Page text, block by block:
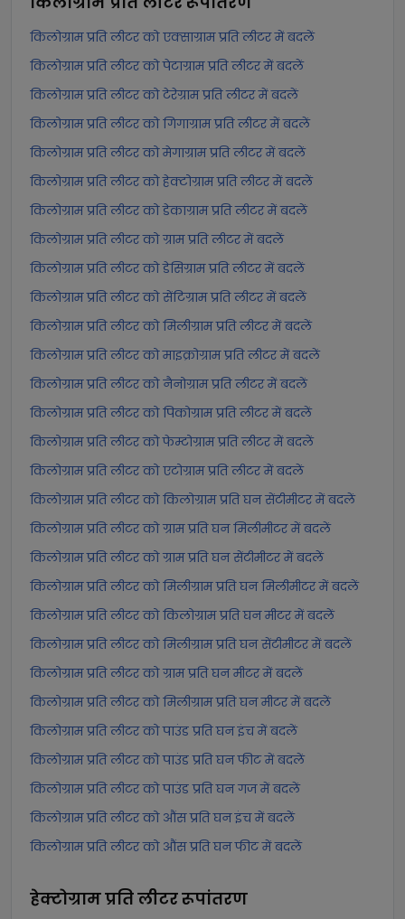
किलोग्राम प्रति लीटर को एक्साग्राम प्रति लीटर में बदलें
किलोग्राम प्रति लीटर को पेटाग्राम प्रति लीटर में बदलें
किलोग्राम प्रति लीटर को टेरेग्राम प्रति लीटर में बदलें
किलोग्राम प्रति लीटर को गिगाग्राम प्रति लीटर में बदलें
किलोग्राम प्रति लीटर को मेगाग्राम प्रति लीटर में बदलें
किलोग्राम प्रति लीटर को हेक्टोग्राम प्रति लीटर में बदलें
किलोग्राम प्रति लीटर को डेकाग्राम प्रति लीटर में बदलें
किलोग्राम प्रति लीटर को ग्राम प्रति लीटर में बदलें
किलोग्राम प्रति लीटर को डेसिग्राम प्रति लीटर में बदलें
किलोग्राम प्रति लीटर को सेंटिग्राम प्रति लीटर में बदलें
किलोग्राम प्रति लीटर को मिलीग्राम प्रति लीटर में बदलें
किलोग्राम प्रति लीटर को माइक्रोग्राम प्रति लीटर में बदलें
किलोग्राम प्रति लीटर को नैनोग्राम प्रति लीटर में बदलें
किलोग्राम प्रति लीटर को पिकोग्राम प्रति लीटर में बदलें
किलोग्राम प्रति लीटर को फेम्टोग्राम प्रति लीटर में बदलें
किलोग्राम प्रति लीटर को एटोग्राम प्रति लीटर में बदलें
किलोग्राम प्रति लीटर को किलोग्राम प्रति घन सेंटीमीटर में बदलें
किलोग्राम प्रति लीटर को ग्राम प्रति घन मिलीमीटर में बदलें
किलोग्राम प्रति लीटर को ग्राम प्रति घन सेंटीमीटर में बदलें
किलोग्राम प्रति लीटर को मिलीग्राम प्रति घन मिलीमीटर में बदलें
किलोग्राम प्रति लीटर को किलोग्राम प्रति घन मीटर में बदलें
किलोग्राम प्रति लीटर को मिलीग्राम प्रति घन सेंटीमीटर में बदलें
किलोग्राम प्रति लीटर को ग्राम प्रति घन मीटर में बदलें
किलोग्राम प्रति लीटर को मिलीग्राम प्रति घन मीटर में बदलें
किलोग्राम प्रति लीटर को पाउंड प्रति घन इंच में बदलें
किलोग्राम प्रति लीटर को पाउंड प्रति घन फीट में बदलें
किलोग्राम प्रति लीटर को पाउंड प्रति घन गज में बदलें
किलोग्राम प्रति लीटर को औंस प्रति घन इंच में बदलें
किलोग्राम प्रति लीटर को औंस प्रति घन फीट में बदलें
हेक्टोग्राम प्रति लीटररूपांतरण